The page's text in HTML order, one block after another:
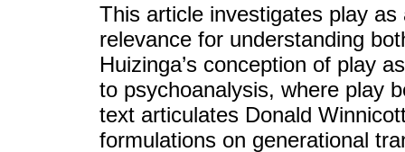
This article investigates play
relevance for understanding
Huizinga’s conception of play
to psychoanalysis, where play
text articulates Donald
formulations on generational